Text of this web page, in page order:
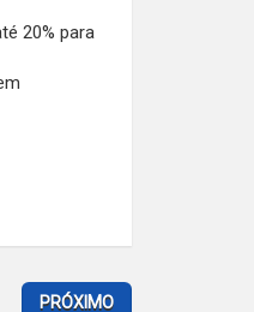
20% para
PRÓXIMO